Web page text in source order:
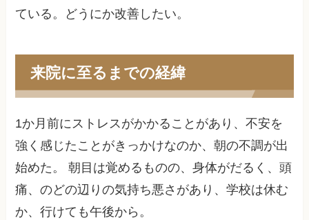
ている。どうにか改善したい。
来院に至るまでの経緯
1か月前にストレスがかかることがあり、不安を
強く感じたことがきっかけなのか、朝の不調が出
始めた。 朝目は覚めるものの、身体がだるく、頭
痛、のどの辺りの気持ち悪さがあり、学校は休む
か、行けても午後から。